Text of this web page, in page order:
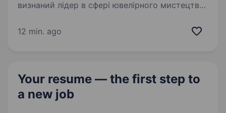
визнаний лідер в сфері ювелірного мистецтва,
Зараз ми в пошуку продавця-консультанта ,
12 min. ago
Your resume — the first step to
a new job